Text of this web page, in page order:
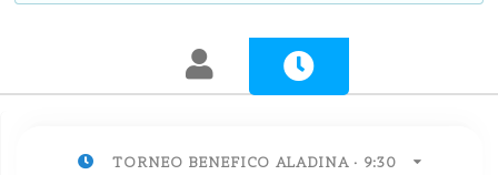
TORNEO BENEFICO ALADINA · 9:30